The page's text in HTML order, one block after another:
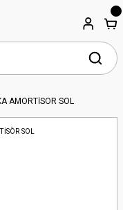
AMORTİSÖR SOL